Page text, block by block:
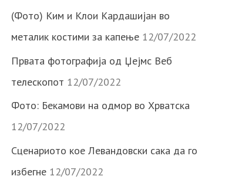
(Фото) Ким и Клои Кардашијан во
металик костими за капење 12/07/2022
Првата фотографија од Џејмс Веб
телескопот 12/07/2022
Фото: Бекамови на одмор во Хрватска
12/07/2022
Сценариото кое Левандовски сака да го
избегне 12/07/2022